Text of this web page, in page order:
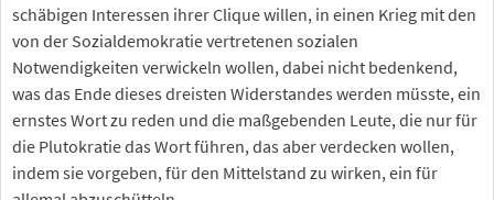
schäbigen Interessen ihrer Clique willen, in einen Krieg mit den
von der Sozialdemokratie vertretenen sozialen
Notwendigkeiten verwickeln wollen, dabei nicht bedenkend,
was das Ende dieses dreisten Widerstandes werden müsste, ein
ernstes Wort zu reden und die maßgebenden Leute, die nur für
die Plutokratie das Wort führen, das aber verdecken wollen,
indem sie vorgeben, für den Mittelstand zu wirken, ein für